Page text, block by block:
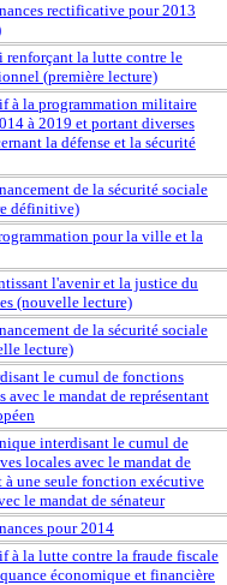
rectificative pour 2013
renforçant la lutte contre le
(première lecture)
à la programmation militaire
à 2019 et portant diverses
la défense et la sécurité
de la sécurité sociale
définitive)
pour la ville et la
l'avenir et la justice du
(nouvelle lecture)
de la sécurité sociale
lecture)
le cumul de fonctions
avec le mandat de représentant
interdisant le cumul de
locales avec le mandat de
une seule fonction exécutive
le mandat de sénateur
pour 2014
à la lutte contre la fraude fiscale
économique et financière